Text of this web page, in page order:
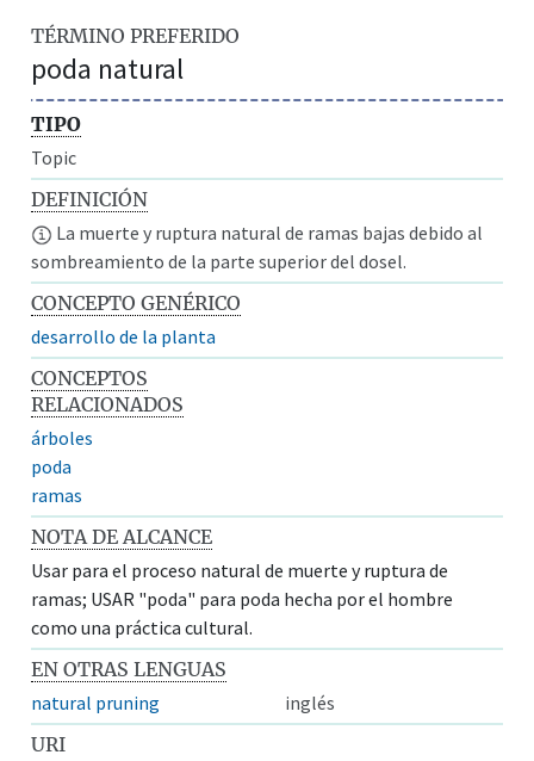
TÉRMINO PREFERIDO
poda natural
TIPO
Topic
DEFINICIÓN
La muerte y ruptura natural de ramas bajas debido al
sombreamiento de la parte superior del dosel.
CONCEPTO GENÉRICO
desarrollo de la planta
CONCEPTOS
RELACIONADOS
árboles
poda
ramas
NOTA DE ALCANCE
Usar para el proceso natural de muerte y ruptura de
ramas; USAR "poda" para poda hecha por el hombre
como una práctica cultural.
EN OTRAS LENGUAS
natural pruning
inglés
URI